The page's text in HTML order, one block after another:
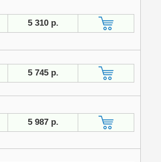
5 310 р.
5 745 р.
5 987 р.